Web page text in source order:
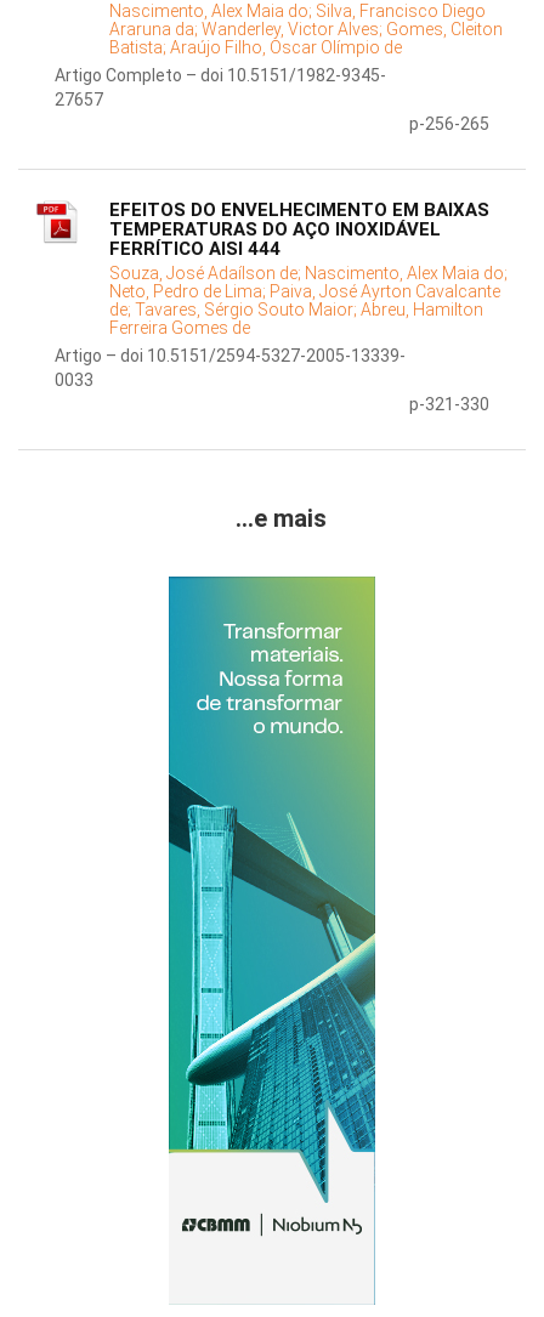
Nascimento, Alex Maia do; Silva, Francisco Diego
Araruna da; Wanderley, Victor Alves; Gomes, Cleiton
Batista; Araújo Filho, Oscar Olímpio de
Artigo Completo – doi 10.5151/1982-9345-
27657
p-256-265
EFEITOS DO ENVELHECIMENTO EM BAIXAS
TEMPERATURAS DO AÇO INOXIDÁVEL
FERRÍTICO AISI 444
Souza, José Adaílson de; Nascimento, Alex Maia do;
Neto, Pedro de Lima; Paiva, José Ayrton Cavalcante
de; Tavares, Sérgio Souto Maior; Abreu, Hamilton
Ferreira Gomes de
Artigo – doi 10.5151/2594-5327-2005-13339-
0033
p-321-330
...e mais